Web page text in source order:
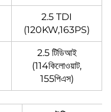
2.5 TDI
(120KW,163PS)
2.5 টিডিআই
(114কিলোওয়াট,
155পিএস)